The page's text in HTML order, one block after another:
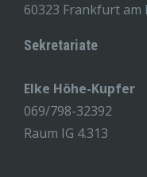
60323 Frankfurt am
Sekretariate
Elke Höhe-Kupfer
069/798-32392
Raum IG 4.313